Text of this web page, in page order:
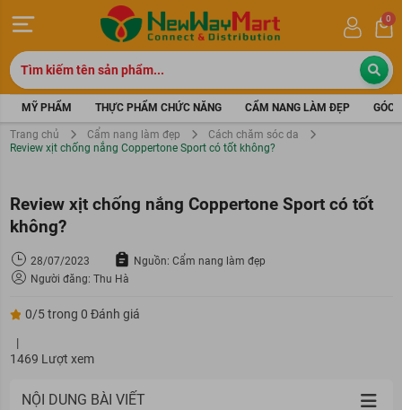
0
MỸ PHẨM THỰC PHẨM CHỨC NĂNG CẨM NANG LÀM ĐẸP GÓC
Trang chủ Cẩm nang làm đẹp
Cách chăm sóc da
Review xịt chống nắng Coppertone Sport có tốt không?
Review xịt chống nắng Coppertone Sport có tốt
không?
28/07/2023
Nguồn: Cẩm nang làm đẹp
Người đăng: Thu Hà
0/5 trong 0 Đánh giá
|
1469 Lượt xem
NỘI DUNG BÀI VIẾT